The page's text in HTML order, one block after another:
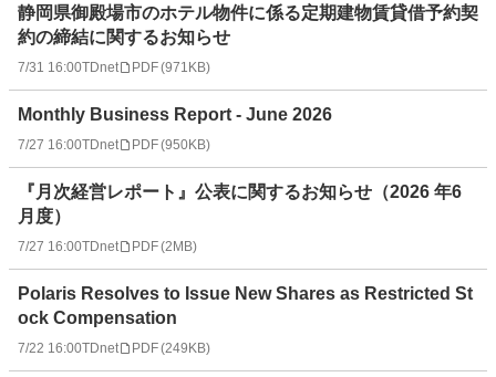
情
覧
静岡県御殿場市のホテル物件に係る定期建物賃貸借予約契
約の締結に関するお知らせ
7/31 16:00TDnet PDF(971KB)
Monthly Business Report - June 2026
7/27 16:00TDnet PDF(950KB)
『月次経営レポート』公表に関するお知らせ（2026 年6
月度）
7/27 16:00TDnet PDF(2MB)
Polaris Resolves to Issue New Shares as Restricted St
ock Compensation
7/22 16:00TDnet PDF(249KB)